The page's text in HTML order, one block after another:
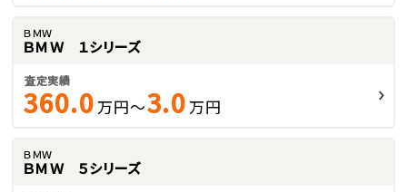
ＢＭＷ
ＢＭＷ １シリーズ
査定実績
360.0 万円～3.0 万円
ＢＭＷ
ＢＭＷ ５シリーズ